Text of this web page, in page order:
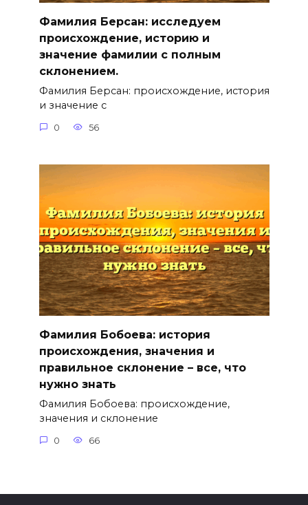
Фамилия Берсан: исследуем
происхождение, историю и
значение фамилии с полным
склонением.
Фамилия Берсан: происхождение, история
и значение с
0 56
Фамилия Бобоева: история
происхождения, значения и
правильное склонение – все, что
нужно знать
Фамилия Бобоева: происхождение,
значения и склонение
0 66